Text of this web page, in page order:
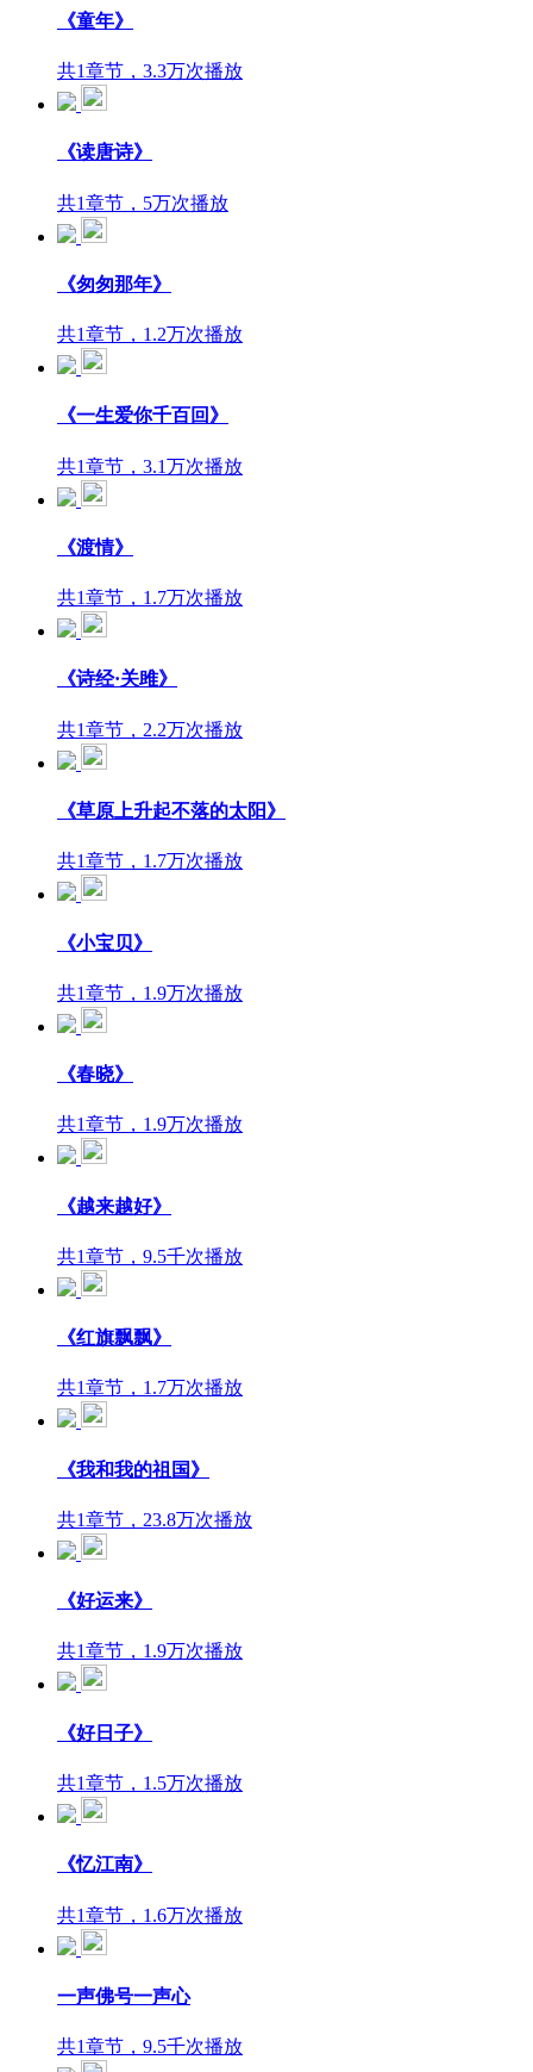
《童年》
共1章节，3.3万次播放
《读唐诗》
共1章节，5万次播放
《匆匆那年》
共1章节，1.2万次播放
《一生爱你千百回》
共1章节，3.1万次播放
《渡情》
共1章节，1.7万次播放
《诗经​·关雎》
共1章节，2.2万次播放
《草原上升起不落的太阳》
共1章节，1.7万次播放
《小宝贝》
共1章节，1.9万次播放
《春晓》
共1章节，1.9万次播放
《越来越好》
共1章节，9.5千次播放
《红旗飘飘》
共1章节，1.7万次播放
《我和我的祖国》
共1章节，23.8万次播放
《好运来》
共1章节，1.9万次播放
《好日子》
共1章节，1.5万次播放
《忆江南》
共1章节，1.6万次播放
一声佛号一声心
共1章节，9.5千次播放